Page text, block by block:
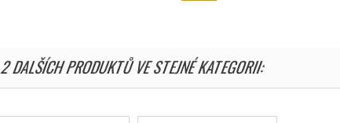
2 DALŠÍCH PRODUKTŮ VE STEJNÉ KATEGORII: